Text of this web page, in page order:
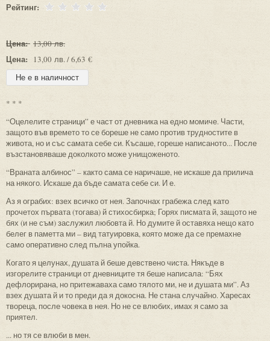
Рейтинг:
Цена: 13,00 лв.
Цена: 13,00 лв. / 6,63 €
* * *
“Оцелелите страници” е част от дневника на едно момиче. Части,
защото във времето то се бореше не само против трудностите в
живота, но и със самата себе си. Късаше, гореше написаното... После
възстановяваше доколкото може унищоженото.
“Враната албинос” – както сама се наричаше, не искаше да прилича
на някого. Искаше да бъде самата себе си. И е.
Аз я ограбих: взех всичко от нея. Започнах грабежа след като
прочетох първата (тогава) й стихосбирка; Горях писмата й, защото не
бях (и не съм) заслужил любовта й. Но думите й оставяха нещо като
белег в паметта ми – вид татуировка, която може да се премахне
само оперативно след пълна упойка.
Когато я целунах, душата й беше девствено чиста. Някъде в
изгорелите страници от дневниците тя беше написала: “Бях
дефлорирана, но притежаваха само тялото ми, не и душата ми”. Аз
взех душата й и то преди да я докосна. Не стана случайно. Харесах
твореца, после човека в нея. Но не се влюбих, имах я само за
приятел.
... но тя се влюби в мен.